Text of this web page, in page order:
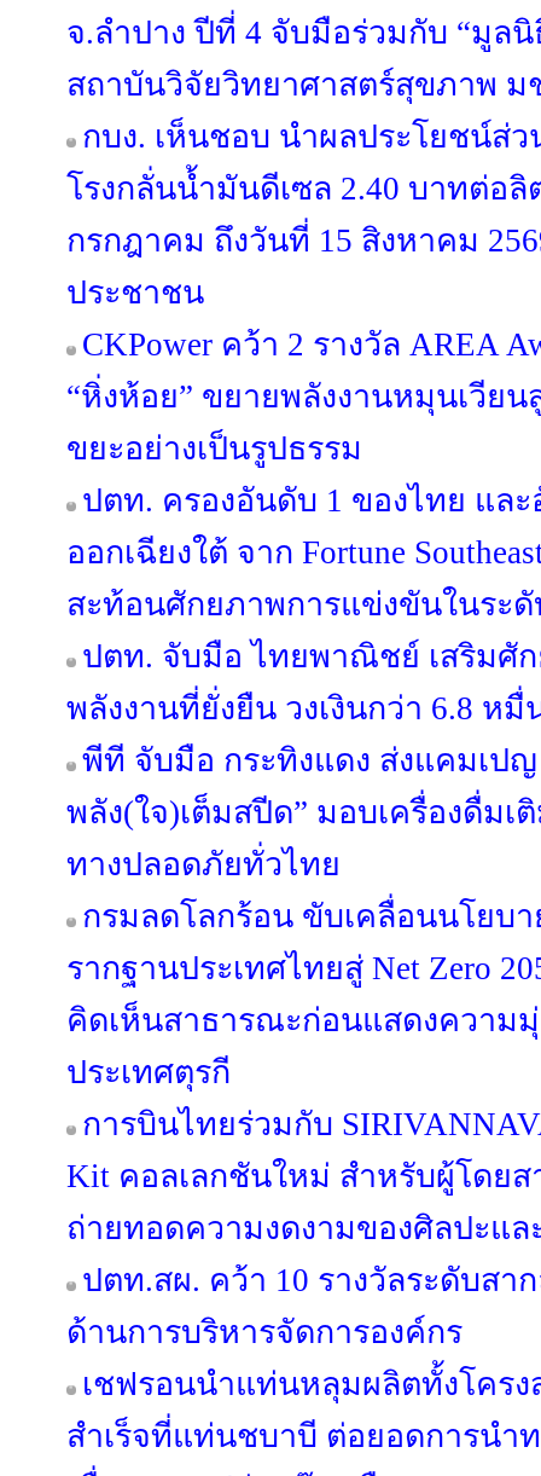
จ.ลำปาง ปีที่ 4 จับมือร่วมกับ “มูล
สถาบันวิจัยวิทยาศาสตร์สุขภาพ ม
กบง. เห็นชอบ นำผลประโยชน์ส่
โรงกลั่นน้ำมันดีเซล 2.40 บาทต่อลิ
กรกฎาคม ถึงวันที่ 15 สิงหาคม
ประชาชน
CKPower คว้า 2 รางวัล AREA
“หิ่งห้อย” ขยายพลังงานหมุนเวีย
ขยะอย่างเป็นรูปธรรม
ปตท. ครองอันดับ 1 ของไทย และ
ออกเฉียงใต้ จาก Fortune
สะท้อนศักยภาพการแข่งขันในระ
ปตท. จับมือ ไทยพาณิชย์ เสริมศั
พลังงานที่ยั่งยืน วงเงินกว่า 6.8 ห
พีที จับมือ กระทิงแดง ส่งแคมเปญ
พลัง(ใจ)เต็มสปีด” มอบเครื่องดื่ม
ทางปลอดภัยทั่วไทย
กรมลดโลกร้อน ขับเคลื่อนนโยบ
รากฐานประเทศไทยสู่ Net Zero
คิดเห็นสาธารณะก่อนแสดงความมุ่
ประเทศตุรกี
การบินไทยร่วมกับ
Kit คอลเลกชันใหม่ สำหรับผู้โดยส
ถ่ายทอดความงดงามของศิลปะแ
ปตท.สผ. คว้า 10 รางวัลระดับสา
ด้านการบริหารจัดการองค์กร
เชฟรอนนำแท่นหลุมผลิตทั้งโครง
สำเร็จที่แท่นชบาบี ต่อยอดการนำ